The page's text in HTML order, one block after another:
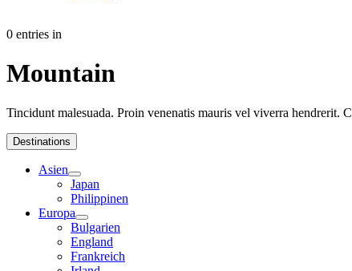
0 entries in
Mountain
Tincidunt malesuada. Proin venenatis mauris vel viverra hendrerit.
Destinations
Asien
Japan
Philippinen
Europa
Bulgarien
England
Frankreich